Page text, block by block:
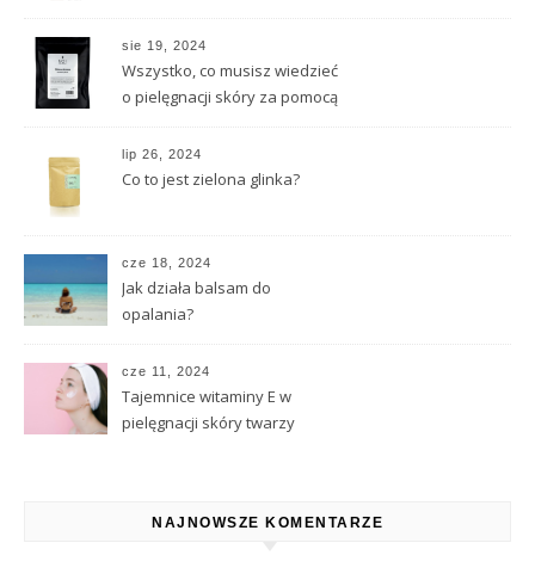
sie 19, 2024
Wszystko, co musisz wiedzieć
o pielęgnacji skóry za pomocą
lip 26, 2024
Co to jest zielona glinka?
cze 18, 2024
Jak działa balsam do
opalania?
cze 11, 2024
Tajemnice witaminy E w
pielęgnacji skóry twarzy
NAJNOWSZE KOMENTARZE